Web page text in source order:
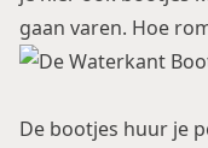
gaan varen. Hoe
De bootjes huur je